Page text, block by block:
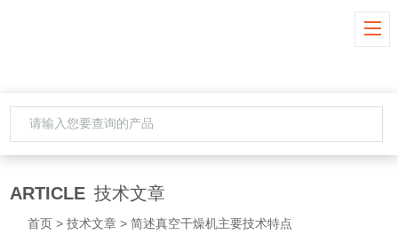
ARTICLE 技术文章
首页 >技术文章 > 简述真空干燥机主要技术特点